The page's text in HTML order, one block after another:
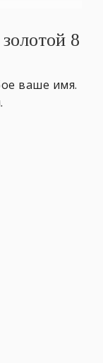
8
ваше имя.